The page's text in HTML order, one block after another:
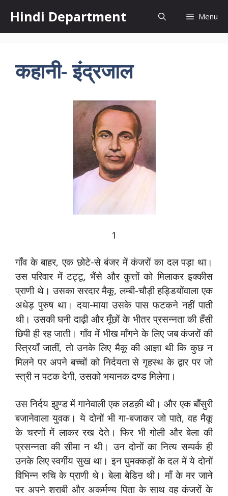
content
Hindi Department Menu
कहानी- इंद्रजाल
1
गाँव के बाहर, एक छोटे-से बंजर में कंजरों का दल पड़ा था।
उस परिवार में टट्टू, भैंसे और कुत्तों को मिलाकर इक्कीस
प्राणी थे। उसका सरदार मैकू, लम्बी-चौड़ी हड्डियोंवाला एक
अधेड़ पुरुष था। दया-माया उसके पास फटकने नहीं पाती
थी। उसकी घनी दाढ़ी और मूँछों के भीतर प्रसन्नता की हँसी
छिपी ही रह जाती। गाँव में भीख माँगने के लिए जब कंजरों की
स्त्रियाँ जातीं, तो उनके लिए मैकू की आज्ञा थी कि कुछ न
मिलने पर अपने बच्चों को निर्दयता से गृहस्थ के द्वार पर जो
स्त्री न पटक देगी, उसको भयानक दण्ड मिलेगा।
उस निर्दय झुण्ड में गानेवाली एक लडक़ी थी। और एक बाँसुरी
बजानेवाला युवक। ये दोनों भी गा-बजाकर जो पाते, वह मैकू
के चरणों में लाकर रख देते। फिर भी गोली और बेला की
प्रसन्नता की सीमा न थी। उन दोनों का नित्य सम्पर्क ही
उनके लिए स्वर्गीय सुख था। इन घुमक्कड़ों के दल में ये दोनों
विभिन्न रुचि के प्राणी थे। बेला बेडिऩ थी। माँ के मर जाने
पर अपने शराबी और अकर्मण्य पिता के साथ वह कंजरों के